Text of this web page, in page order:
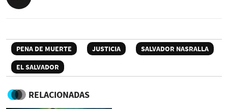
PENA DE MUERTE JUSTICIA
SALVADOR NASRALLA
EL SALVADOR
RELACIONADAS